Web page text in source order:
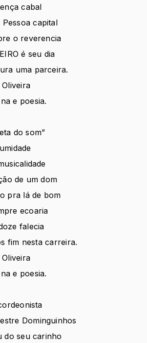
cabal
capital
o reverencia
é seu dia
uma parceira.
e poesia.
do som”
de um dom
pra lá de bom
ecoaria
falecia
fim nesta carreira.
e poesia.
Dominguinhos
do seu carinho